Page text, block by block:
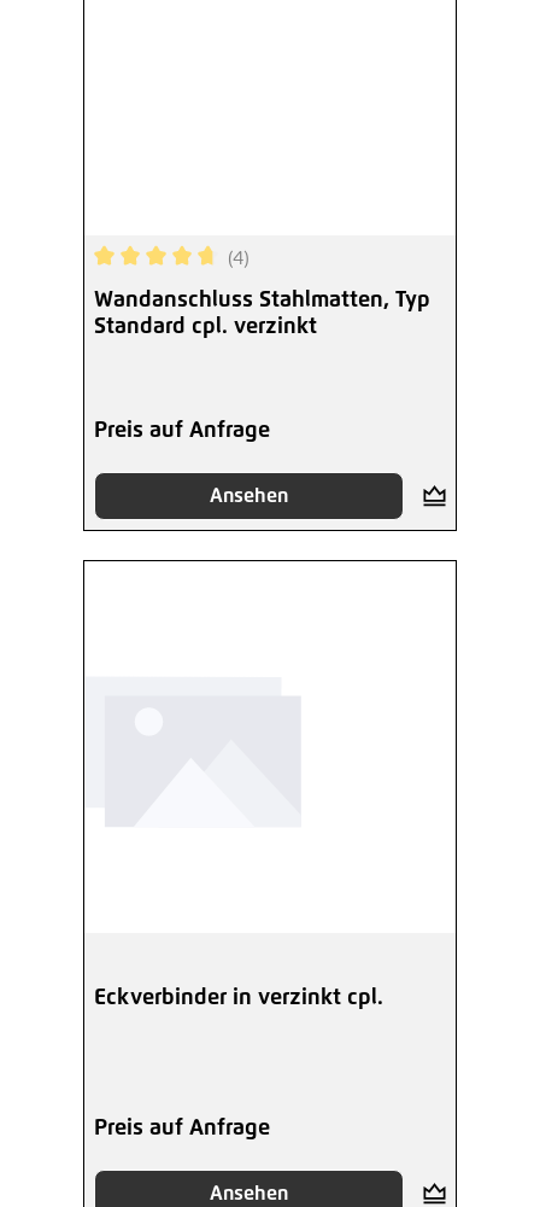
Durchschnittliche Bewertung von 4.75 von 5
(4)
Wandanschluss Stahlmatten, Typ
Standard cpl. verzinkt
Preis auf Anfrage
Ansehen
Eckverbinder in verzinkt cpl.
Preis auf Anfrage
Ansehen